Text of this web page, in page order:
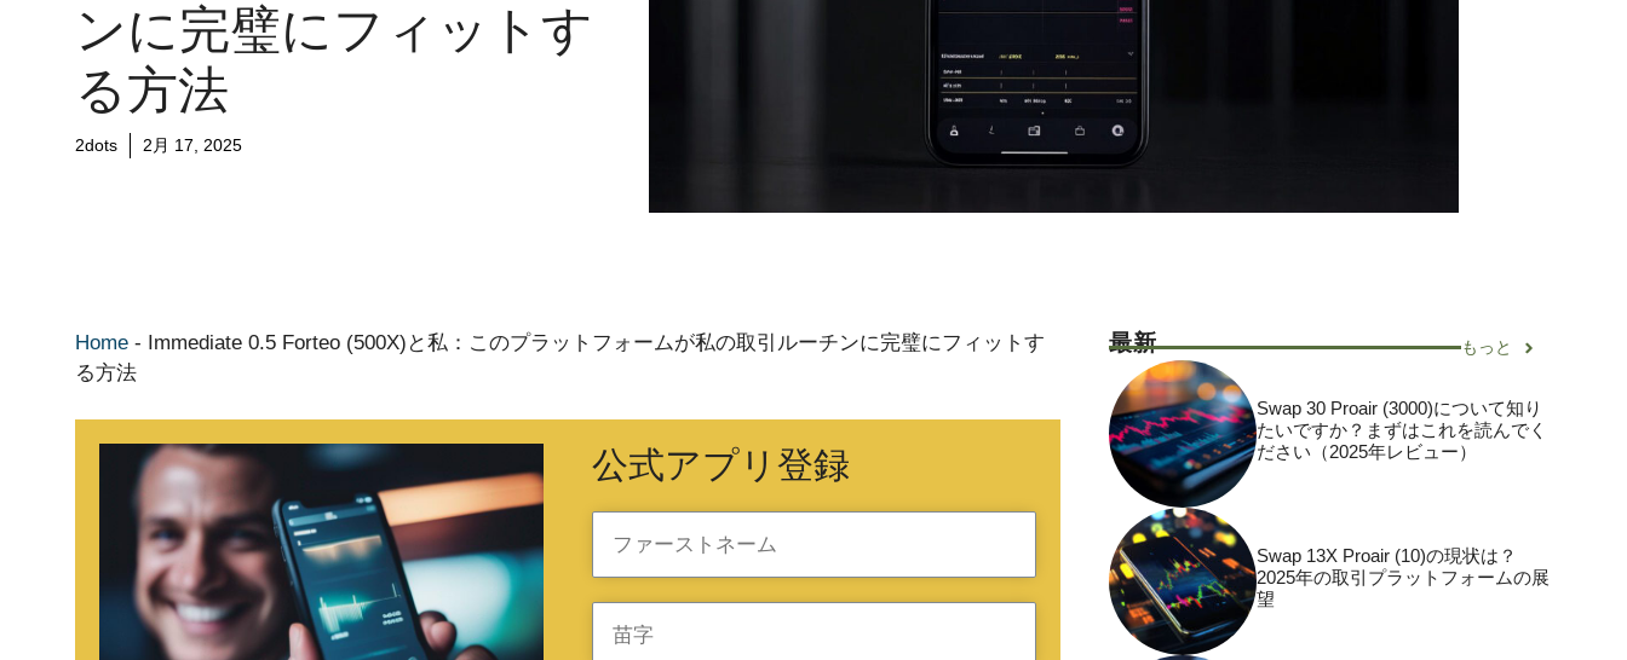
ンに完璧にフィットす
る方法
2dots 2月 17, 2025
Home - Immediate 0.5 Forteo (500X)と私：このプラットフォームが私の取引ルーチンに完璧にフィットす
る方法
公式アプリ登録
最新 もっと
Swap 30 Proair (3000)について知り
たいですか？まずはこれを読んでく
ださい（2025年レビュー）
Swap 13X Proair (10)の現状は？
2025年の取引プラットフォームの展
望